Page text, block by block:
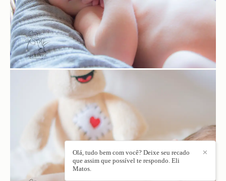
✕
Olá, tudo bem com você? Deixe seu recado
que assim que possível te respondo. Eli
Matos.